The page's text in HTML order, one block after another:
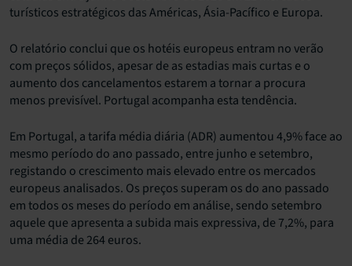
turísticos estratégicos das Américas, Ásia-Pacífico e Europa.
O relatório conclui que os hotéis europeus entram no verão
com preços sólidos, apesar de as estadias mais curtas e o
aumento dos cancelamentos estarem a tornar a procura
menos previsível. Portugal acompanha esta tendência.
Em Portugal, a tarifa média diária (ADR) aumentou 4,9% face ao
mesmo período do ano passado, entre junho e setembro,
registando o crescimento mais elevado entre os mercados
europeus analisados. Os preços superam os do ano passado
em todos os meses do período em análise, sendo setembro
aquele que apresenta a subida mais expressiva, de 7,2%, para
uma média de 264 euros.